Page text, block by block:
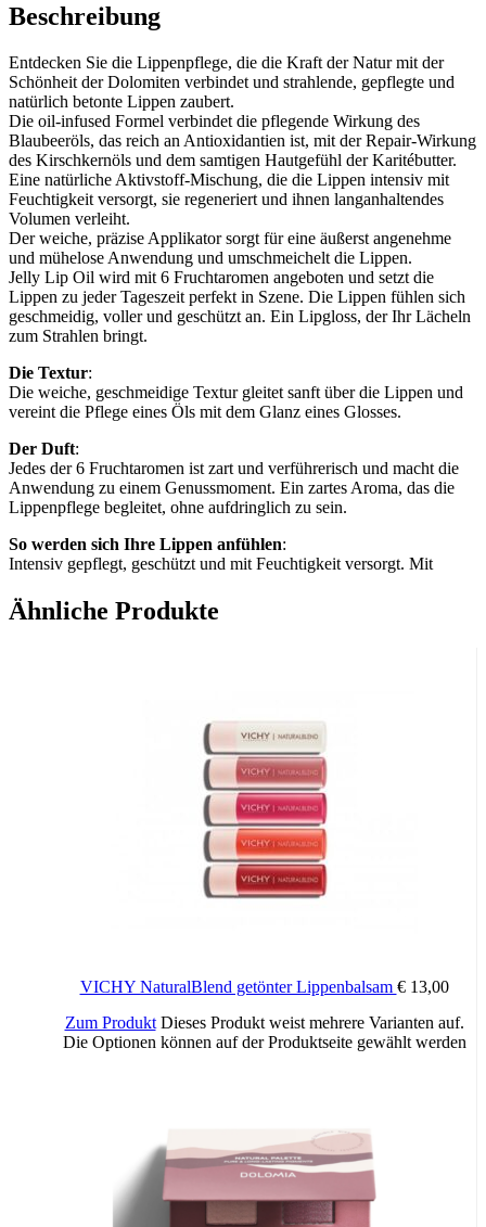
Beschreibung
​Entdecken Sie die Lippenpflege, die die Kraft der Natur mit der
Schönheit der Dolomiten verbindet und strahlende, gepflegte und
natürlich betonte Lippen zaubert.
Die oil-infused Formel verbindet die pflegende Wirkung des
Blaubeeröls, das reich an Antioxidantien ist, mit der Repair-Wirkung
des Kirschkernöls und dem samtigen Hautgefühl der Karitébutter.
Eine natürliche Aktivstoff-Mischung, die die Lippen intensiv mit
Feuchtigkeit versorgt, sie regeneriert und ihnen langanhaltendes
Volumen verleiht.
Der weiche, präzise Applikator sorgt für eine äußerst angenehme
und mühelose Anwendung und umschmeichelt die Lippen.
Jelly Lip Oil wird mit 6 Fruchtaromen angeboten und setzt die
Lippen zu jeder Tageszeit perfekt in Szene. Die Lippen fühlen sich
geschmeidig, voller und geschützt an. Ein Lipgloss, der Ihr Lächeln
zum Strahlen bringt.
Die Textur:
Die weiche, geschmeidige Textur gleitet sanft über die Lippen und
vereint die Pflege eines Öls mit dem Glanz eines Glosses.
Der Duft:
Jedes der 6 Fruchtaromen ist zart und verführerisch und macht die
Anwendung zu einem Genussmoment. Ein zartes Aroma, das die
Lippenpflege begleitet, ohne aufdringlich zu sein.
So werden sich Ihre Lippen anfühlen:
Intensiv gepflegt, geschützt und mit Feuchtigkeit versorgt. Mit
So werden Ihre Lippen aussehen
Restrukturiert und regeneriert
Spendet Feuchtigkeit und verleiht ein angenehmes Hautgefühl
Lippenkonturenstift auftragen.
Formel
SILICA, BUTYROSPERMUM PARKII BUTTER
(BUTYROSPERMUM PARKII (SHEA) BUTTER), PARFUM
(FRAGRANCE), PRUNUS AVIUM SEED OIL (PRUNUS
AVIUM (SWEET CHERRY) SEED OIL), VACCINIUM
MYRTILLUS SEED OIL, HELIANTHUS ANNUUS SEED OIL
Ähnliche Produkte
VICHY NaturalBlend getönter Lippenbalsam €13,00
Zum Produkt Dieses Produkt weist mehrere Varianten auf.
Die Optionen können auf der Produktseite gewählt werden